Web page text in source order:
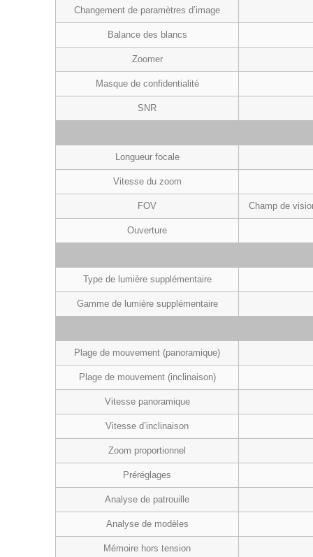
Changement de paramètres d’image
Balance des blancs
Zoomer
Masque de confidentialité
SNR
Longueur focale
Vitesse du zoom
FOV Champ de
Ouverture
Type de lumière supplémentaire
Gamme de lumière supplémentaire
Plage de mouvement (panoramique)
Plage de mouvement (inclinaison)
Vitesse panoramique
Vitesse d’inclinaison
Zoom proportionnel
Préréglages
Analyse de patrouille
Analyse de modèles
Mémoire hors tension